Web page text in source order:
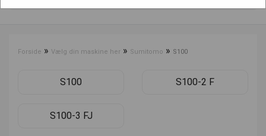
Forside » Vælg din maskine her » Sumitomo » S100
S100 S100-2 F
S100-3 FJ